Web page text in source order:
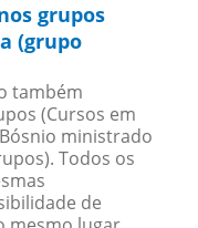
grupos
(grupo
também
(Cursos em
ministrado
Todos os
de